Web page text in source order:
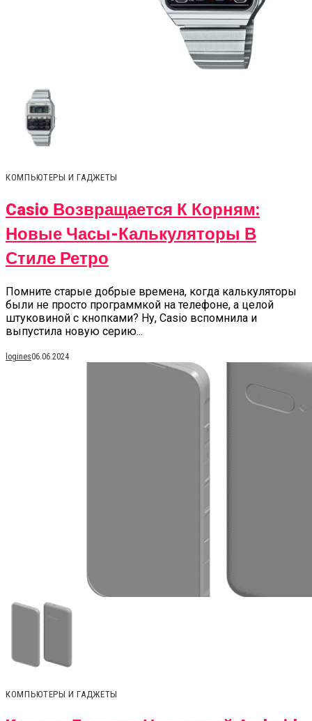
КОМПЬЮТЕРЫ И ГАДЖЕТЫ
Casio Возвращается К Корням:
Новые Часы-Калькуляторы В
Стиле Ретро
Помните старые добрые времена, когда калькуляторы
были не просто программкой на телефоне, а целой
штуковиной с кнопками? Ну, Casio вспомнила и
выпустила новую серию...
logines06.06.2024
КОМПЬЮТЕРЫ И ГАДЖЕТЫ